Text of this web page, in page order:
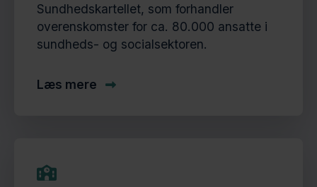
Sundhedskartellet, som forhandler
overenskomster for ca. 80.000 ansatte i
sundheds- og socialsektoren.
Læs mere